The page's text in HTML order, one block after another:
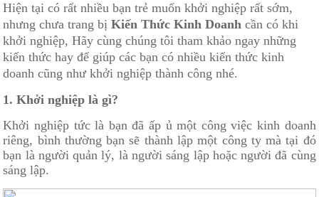
Hiện tại có rất nhiều bạn trẻ muốn khởi nghiệp rất sớm,
nhưng chưa trang bịKiến Thức Kinh Doanh cần có khi
khởi nghiệp, Hãy cùng chúng tôi tham khảo ngay những
kiến thức hay để giúp các bạn có nhiều kiến thức kinh
doanh cũng như khởi nghiệp thành công nhé.
1. Khởi nghiệp là gì?
Khởi nghiệp tức là bạn đã ấp ủ một công việc kinh doanh
riêng, bình thường bạn sẽ thành lập một công ty mà tại đó
bạn là người quản lý, là người sáng lập hoặc người đã cùng
sáng lập.